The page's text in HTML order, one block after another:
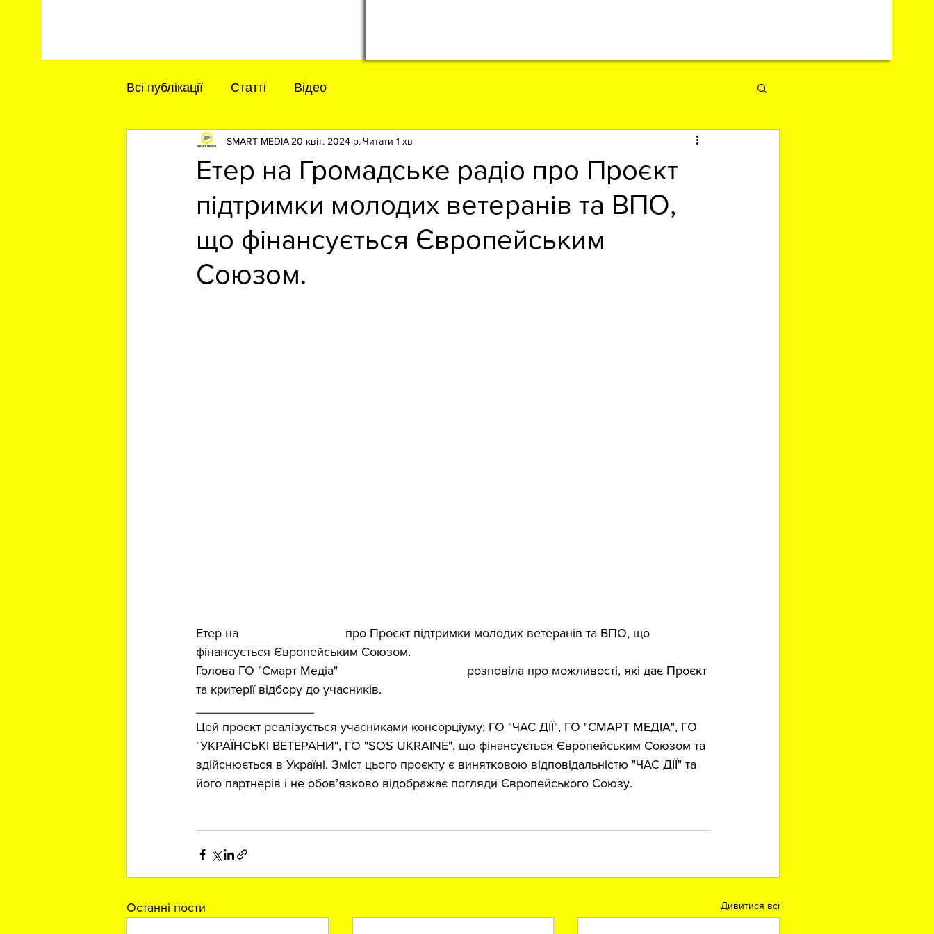
Всі публікації Статті Відео
Етер на Громадське радіо про Проєкт
підтримки молодих ветеранів та ВПО,
що фінансується Європейським
Союзом.
SMART MEDIA 20 квіт. 2024 р. Читати 1 хв
Етер на
про Проєкт підтримки молодих ветеранів та ВПО, що
фінансується Європейським Союзом.
Голова ГО "Смарт Медіа"
розповіла про можливості, які дає Проєкт
та критерії відбору до учасників.
Цей проєкт реалізується учасниками консорціуму: ГО "ЧАС ДІЇ", ГО "СМАРТ МЕДІА", ГО
"УКРАЇНСЬКІ ВЕТЕРАНИ", ГО "SOS UKRAINE", що фінансується Європейським Союзом та
здійснюється в Україні. Зміст цього проєкту є винятковою відповідальністю "ЧАС ДІЇ" та
його партнерів i не обов’язково відображає погляди Європейського Союзу.
Останні пости Дивитися всі